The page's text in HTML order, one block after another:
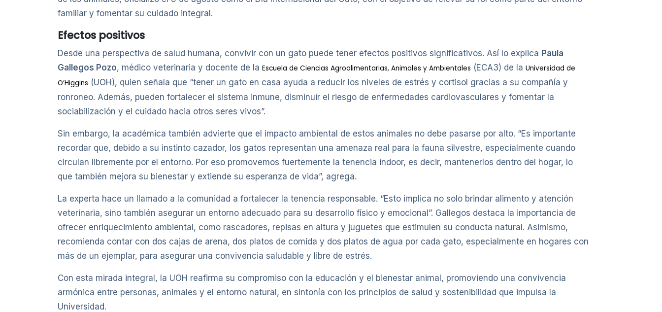
familiar y fomentar su cuidado integral.
Efectos positivos
Desde una perspectiva de salud humana, convivir con un gato puede tener efectos positivos significativos. Así lo explica Paula
Gallegos Pozo, médico veterinaria y docente de la Escuela de Ciencias Agroalimentarias, Animales y Ambientales (ECA3) de la Universidad de
O’Higgins (UOH), quien señala que “tener un gato en casa ayuda a reducir los niveles de estrés y cortisol gracias a su compañía y
ronroneo. Además, pueden fortalecer el sistema inmune, disminuir el riesgo de enfermedades cardiovasculares y fomentar la
sociabilización y el cuidado hacia otros seres vivos”.
Sin embargo, la académica también advierte que el impacto ambiental de estos animales no debe pasarse por alto. “Es importante
recordar que, debido a su instinto cazador, los gatos representan una amenaza real para la fauna silvestre, especialmente cuando
circulan libremente por el entorno. Por eso promovemos fuertemente la tenencia indoor, es decir, mantenerlos dentro del hogar, lo
que también mejora su bienestar y extiende su esperanza de vida”, agrega.
La experta hace un llamado a la comunidad a fortalecer la tenencia responsable. “Esto implica no solo brindar alimento y atención
veterinaria, sino también asegurar un entorno adecuado para su desarrollo físico y emocional”. Gallegos destaca la importancia de
ofrecer enriquecimiento ambiental, como rascadores, repisas en altura y juguetes que estimulen su conducta natural. Asimismo,
recomienda contar con dos cajas de arena, dos platos de comida y dos platos de agua por cada gato, especialmente en hogares con
más de un ejemplar, para asegurar una convivencia saludable y libre de estrés.
Con esta mirada integral, la UOH reafirma su compromiso con la educación y el bienestar animal, promoviendo una convivencia
armónica entre personas, animales y el entorno natural, en sintonía con los principios de salud y sostenibilidad que impulsa la
Universidad.